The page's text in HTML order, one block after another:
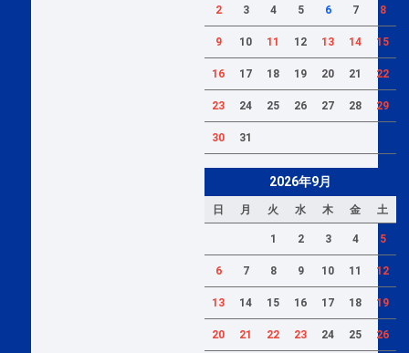
2 3 4 5 6 7 8
9 10 11 12 13 14 15
16 17 18 19 20 21 22
23 24 25 26 27 28 29
30 31
2026年9月
日 月 火 水 木 金 土
1 2 3 4 5
6 7 8 9 10 11 12
13 14 15 16 17 18 19
20 21 22 23 24 25 26